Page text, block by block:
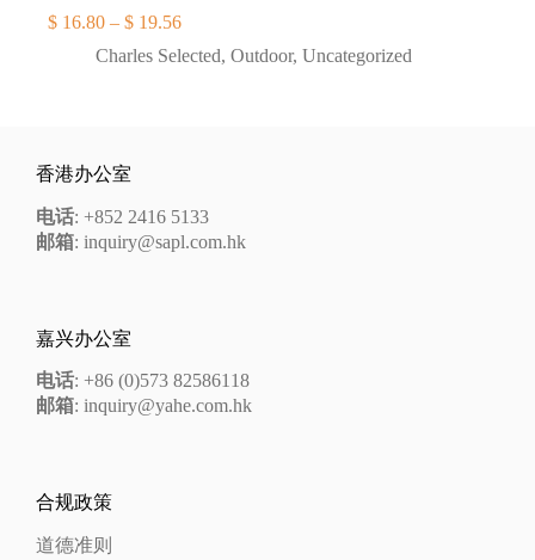
$ 16.80 – $ 19.56价
Charles Selected, Outdoor, Uncategorized
香港办公室
电话: +852 2416 5133
邮箱: inquiry@sapl.com.hk
嘉兴办公室
电话: +86 (0)573 82586118
邮箱: inquiry@yahe.com.hk
合规政策
道德准则